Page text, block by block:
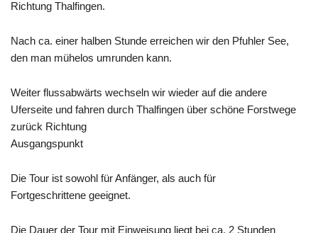
Richtung Thalfingen.
Nach ca. einer halben Stunde erreichen wir den Pfuhler See,
den man mühelos umrunden kann.
Weiter flussabwärts wechseln wir wieder auf die andere
Uferseite und fahren durch Thalfingen über schöne Forstwege
zurück Richtung
Ausgangspunkt
Die Tour ist sowohl für Anfänger, als auch für
Fortgeschrittene geeignet.
Die Dauer der Tour mit Einweisung liegt bei ca. 2 Stunden